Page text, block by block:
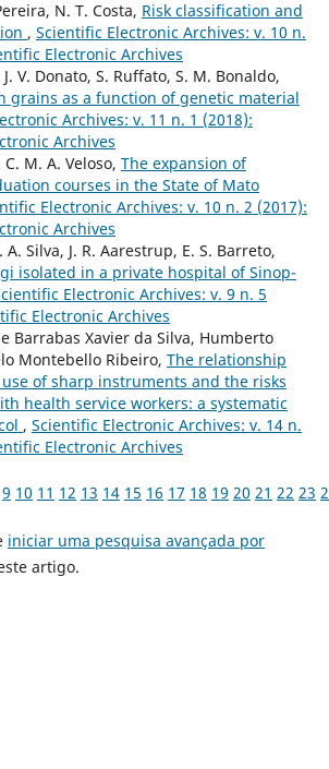
N. T. Costa, Risk classification and
, Scientific Electronic Archives: v. 10 n.
Electronic Archives
V. Donato, S. Ruffato, S. M. Bonaldo,
grains as a function of genetic material
Archives: v. 11 n. 1 (2018):
Archives
C. M. A. Veloso, The expansion of
courses in the State of Mato
Electronic Archives: v. 10 n. 2 (2017):
Archives
A. Silva, J. R. Aarestrup, E. S. Barreto,
isolated in a private hospital of Sinop-
Electronic Archives: v. 9 n. 5
Electronic Archives
Barrabas Xavier da Silva, Humberto
Montebello Ribeiro, The relationship
of sharp instruments and the risks
health service workers: a systematic
, Scientific Electronic Archives: v. 14 n.
Electronic Archives
9 10 11 12 13 14 15 16 17 18 19 20 21 22 23
iniciar uma pesquisa avançada por
artigo.